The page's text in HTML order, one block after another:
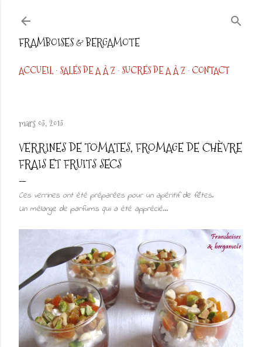
FRAMBOISES & BERGAMOTE
ACCUEIL SALÉS DE A À Z SUCRÉS DE A À Z CONTACT
mars 03, 2013
VERRINES DE TOMATES, FROMAGE DE CHÈVRE
FRAIS ET FRUITS SECS
Ces verrines ont été préparées pour un apéritif de fêtes.
Un mélange de parfums qui a été apprécié...